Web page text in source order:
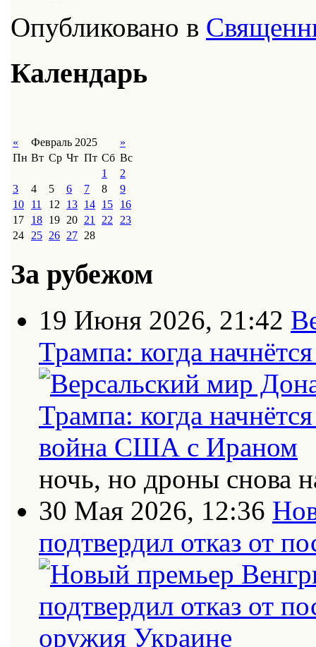
Опубликовано в
Календарь
« Февраль 2025
»
Пн Вт Ср Чт Пт Сб Вс
1
2
3
4 5 6 7 8
9
10
11 12 13 14 15
16
17
18 19 20 21 22
23
24
25 26 27 28
За рубежом
19 Июня 2026, 21:42
Трампа: когда
ночь, но дроны снова
30 Мая 2026, 12:36
подтвердил отказ от